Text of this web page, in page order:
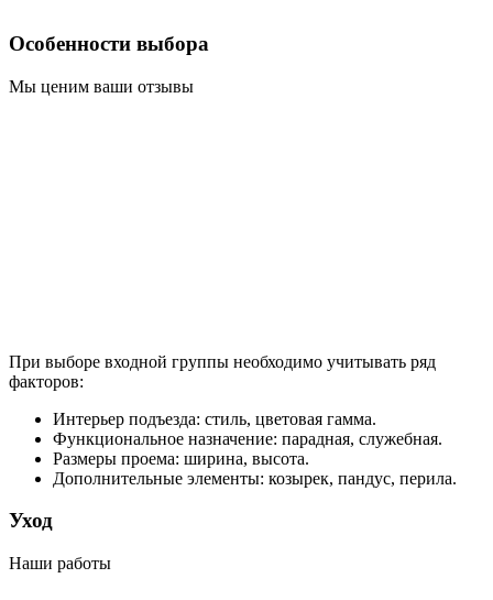
Особенности выбора
Мы ценим ваши отзывы
При выборе входной группы необходимо учитывать ряд
факторов:
Интерьер подъезда: стиль, цветовая гамма.
Функциональное назначение: парадная, служебная.
Размеры проема: ширина, высота.
Дополнительные элементы: козырек, пандус, перила.
Уход
Наши работы